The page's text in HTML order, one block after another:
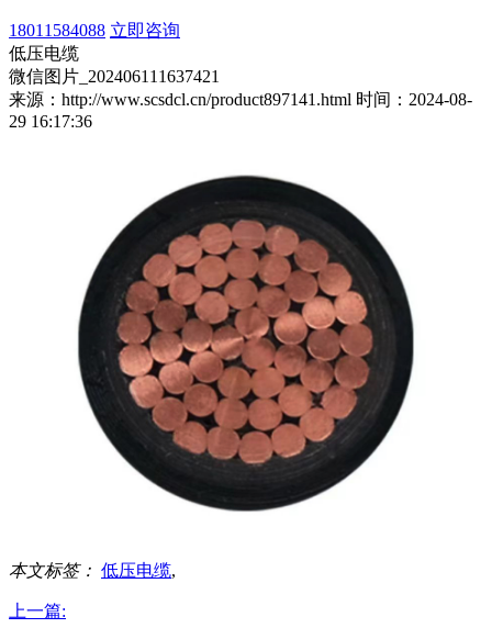
18011584088 立即咨询
低压电缆
微信图片_202406111637421
来源：http://www.scsdcl.cn/product897141.html 时间：2024-08-
29 16:17:36
本文标签： 低压电缆,
上一篇: